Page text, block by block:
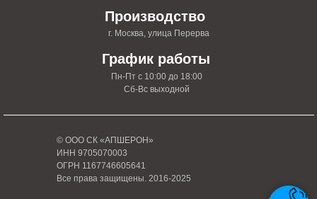
© ООО СК «АПШЕРОН»
ИНН 9705070003
ОГРН 1167746605641
Все права защищены. 2016-2025
График работы
Пн-Пт с 10:00 до 18:00
Сб-Вс выходной
Производство
г. Москва, улица Перерва